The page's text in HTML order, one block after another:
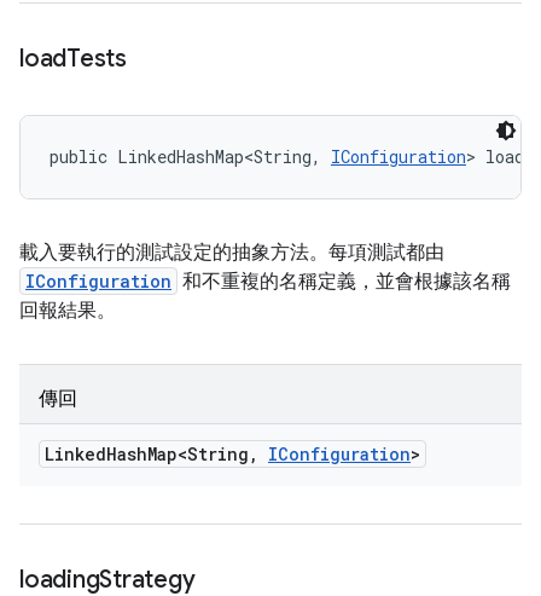
loadTests
public LinkedHashMap<String, IConfiguration>
載入要執行的測試設定的抽象方法。每項測試都由
IConfiguration 和不重複的名稱定義，並會根據該名稱
回報結果。
傳回
LinkedHashMap<String , IConfiguration>
loadingStrategy